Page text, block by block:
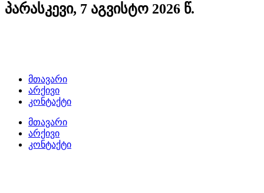
პარასკევი, 7 აგვისტო 2026 წ.
მთავარი
არქივი
კონტაქტი
მთავარი
არქივი
კონტაქტი